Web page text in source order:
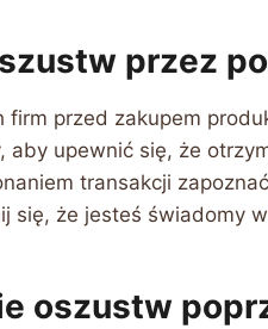
przez
firm przed zakupem
aby upewnić się, że
transakcji
się, że jesteś świadomy
oszustw